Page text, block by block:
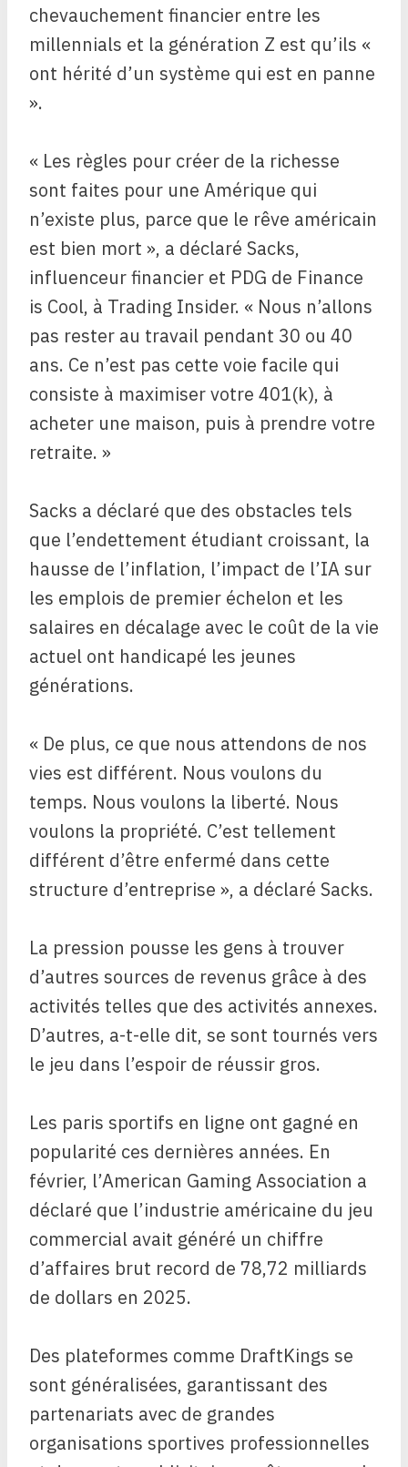
chevauchement financier entre les
millennials et la génération Z est qu’ils «
ont hérité d’un système qui est en panne
».
« Les règles pour créer de la richesse
sont faites pour une Amérique qui
n’existe plus, parce que le rêve américain
est bien mort », a déclaré Sacks,
influenceur financier et PDG de Finance
is Cool, à Trading Insider. « Nous n’allons
pas rester au travail pendant 30 ou 40
ans. Ce n’est pas cette voie facile qui
consiste à maximiser votre 401(k), à
acheter une maison, puis à prendre votre
retraite. »
Sacks a déclaré que des obstacles tels
que l’endettement étudiant croissant, la
hausse de l’inflation, l’impact de l’IA sur
les emplois de premier échelon et les
salaires en décalage avec le coût de la vie
actuel ont handicapé les jeunes
générations.
« De plus, ce que nous attendons de nos
vies est différent. Nous voulons du
temps. Nous voulons la liberté. Nous
voulons la propriété. C’est tellement
différent d’être enfermé dans cette
structure d’entreprise », a déclaré Sacks.
La pression pousse les gens à trouver
d’autres sources de revenus grâce à des
activités telles que des activités annexes.
D’autres, a-t-elle dit, se sont tournés vers
le jeu dans l’espoir de réussir gros.
Les paris sportifs en ligne ont gagné en
popularité ces dernières années. En
février, l’American Gaming Association a
déclaré que l’industrie américaine du jeu
commercial avait généré un chiffre
d’affaires brut record de 78,72 milliards
de dollars en 2025.
Des plateformes comme DraftKings se
sont généralisées, garantissant des
partenariats avec de grandes
organisations sportives professionnelles